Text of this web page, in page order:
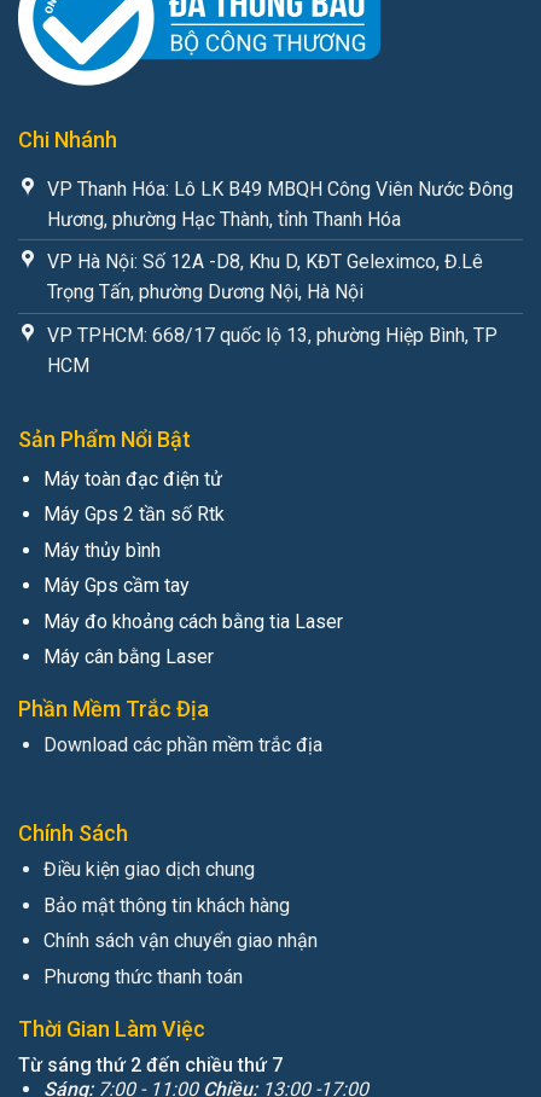
Chi Nhánh
VP Thanh Hóa: Lô LK B49 MBQH Công Viên Nước Đông
Hương, phường Hạc Thành, tỉnh Thanh Hóa
VP Hà Nội: Số 12A -D8, Khu D, KĐT Geleximco, Đ.Lê
Trọng Tấn, phường Dương Nội, Hà Nội
VP TPHCM: 668/17 quốc lộ 13, phường Hiệp Bình, TP
HCM
Sản Phẩm Nổi Bật
Máy toàn đạc điện tử
Máy Gps 2 tần số Rtk
Máy thủy bình
Máy Gps cầm tay
Máy đo khoảng cách bằng tia Laser
Máy cân bằng Laser
Phần Mềm Trắc Địa
Download các phần mềm trắc địa
Chính Sách
Điều kiện giao dịch chung
Bảo mật thông tin khách hàng
Chính sách vận chuyển giao nhận
Phương thức thanh toán
Thời Gian Làm Việc
Từ sáng thứ 2 đến chiều thứ 7
Sáng: 7:00 - 11:00 Chiều: 13:00 -17:00